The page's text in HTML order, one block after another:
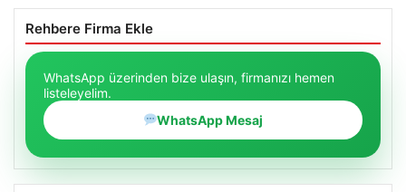
Rehbere Firma Ekle
WhatsApp üzerinden bize ulaşın, firmanızı hemen
listeleyelim.
WhatsApp Mesaj